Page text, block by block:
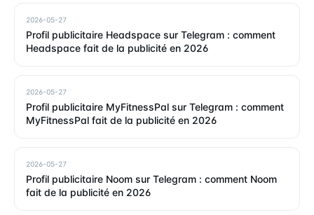
2026-05-27
Profil publicitaire Headspace sur Telegram : comment
Headspace fait de la publicité en 2026
2026-05-27
Profil publicitaire MyFitnessPal sur Telegram : comment
MyFitnessPal fait de la publicité en 2026
2026-05-27
Profil publicitaire Noom sur Telegram : comment Noom
fait de la publicité en 2026